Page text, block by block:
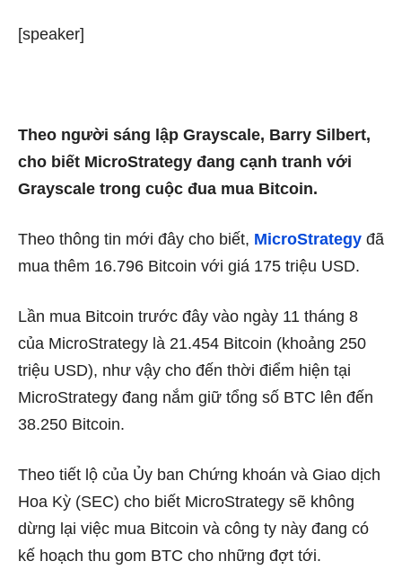
[speaker]
Theo người sáng lập Grayscale, Barry Silbert,
cho biết MicroStrategy đang cạnh tranh với
Grayscale trong cuộc đua mua Bitcoin.
Theo thông tin mới đây cho biết, MicroStrategy đã
mua thêm 16.796 Bitcoin với giá 175 triệu USD.
Lần mua Bitcoin trước đây vào ngày 11 tháng 8
của MicroStrategy là 21.454 Bitcoin (khoảng 250
triệu USD), như vậy cho đến thời điểm hiện tại
MicroStrategy đang nắm giữ tổng số BTC lên đến
38.250 Bitcoin.
Theo tiết lộ của Ủy ban Chứng khoán và Giao dịch
Hoa Kỳ (SEC) cho biết MicroStrategy sẽ không
dừng lại việc mua Bitcoin và công ty này đang có
kế hoạch thu gom BTC cho những đợt tới.